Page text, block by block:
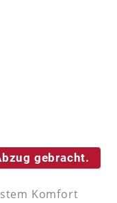
gebracht.
Komfort